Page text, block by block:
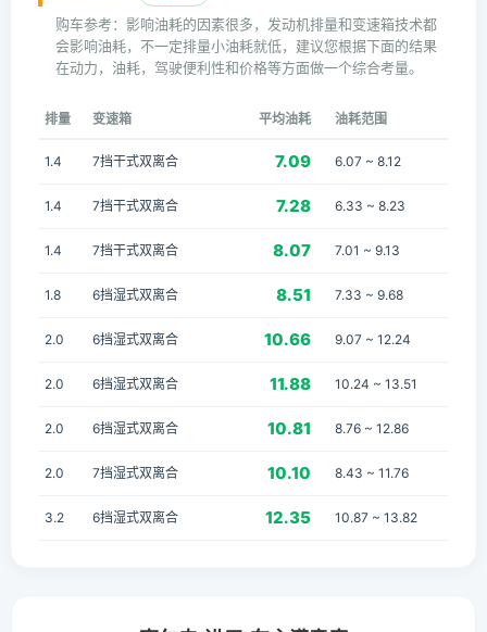
购车参考：影响油耗的因素很多，发动机排量和变速箱技术都
会影响油耗，不一定排量小油耗就低，建议您根据下面的结果
在动力，油耗，驾驶便利性和价格等方面做一个综合考量。
排量 变速箱 平均油耗 油耗范围
1.4 7挡干式双离合 7.09 6.07 ~ 8.12
1.4 7挡干式双离合 7.28 6.33 ~ 8.23
1.4 7挡干式双离合 8.07 7.01 ~ 9.13
1.8 6挡湿式双离合 8.51 7.33 ~ 9.68
2.0 6挡湿式双离合 10.66 9.07 ~ 12.24
2.0 6挡湿式双离合 11.88 10.24 ~ 13.51
2.0 6挡湿式双离合 10.81 8.76 ~ 12.86
2.0 7挡湿式双离合 10.10 8.43 ~ 11.76
3.2 6挡湿式双离合 12.35 10.87 ~ 13.82